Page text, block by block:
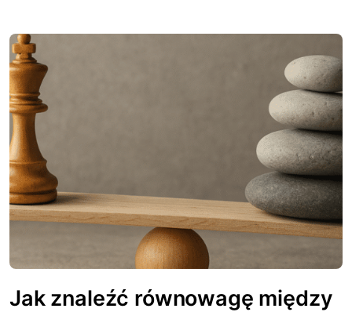
Jak znaleźć równowagę między